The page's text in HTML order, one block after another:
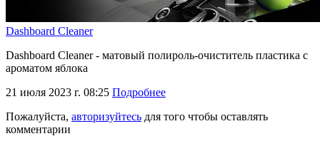
Dashboard Cleaner
Dashboard Cleaner - матовый полироль-очиститель пластика с
ароматом яблока
21 июля 2023 г. 08:25 Подробнее
Пожалуйста, авторизуйтесь для того чтобы оставлять
комментарии